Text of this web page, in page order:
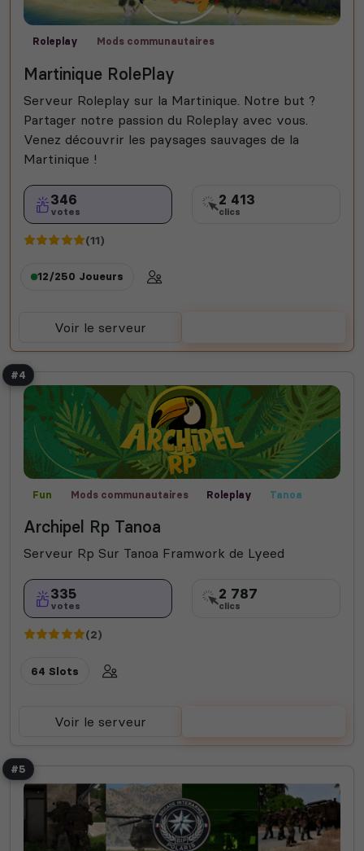
Roleplay Mods communautaires
Martinique RolePlay
Serveur Roleplay sur la Martinique. Notre but ?
Partager notre passion du Roleplay avec vous.
Venez découvrir les paysages sauvages de la
Martinique !
346
votes
2 413
clics
(11)
12/250 Joueurs
Voir le serveur
#4
Fun Mods communautaires Roleplay Tanoa
Archipel Rp Tanoa
Serveur Rp Sur Tanoa Framwork de Lyeed
335
votes
2 787
clics
(2)
64 Slots
Voir le serveur
#5